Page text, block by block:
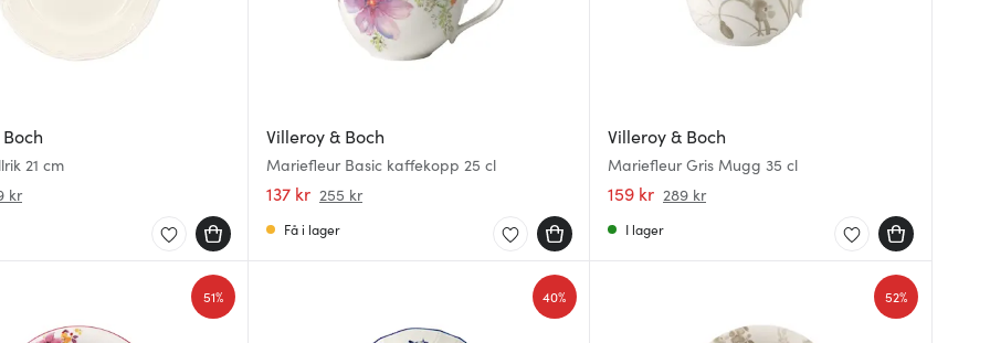
Manoir Tallrik 21 cm
kr
Villeroy & Boch
Mariefleur Basic kaffekopp 25 cl
137 kr 255 kr
Få i lager
Villeroy & Boch
Mariefleur Gris Mugg 35 cl
159 kr 289 kr
I lager
51% 40% 52%